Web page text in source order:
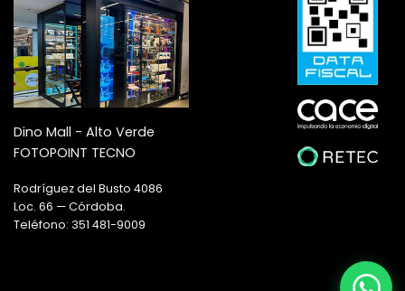
Dino Mall - Alto Verde
FOTOPOINT TECNO
Rodríguez del Busto 4086
Loc. 66 — Córdoba.
Teléfono: 351 481-9009